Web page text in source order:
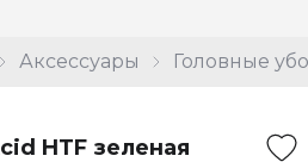
Аксессуары Головные
HTF зеленая